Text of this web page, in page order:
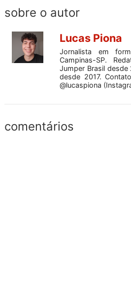
sobre o autor
Lucas Piona
Jornalista em
Campinas-SP.
Jumper Brasil
desde 2017.
@lucaspiona
comentários